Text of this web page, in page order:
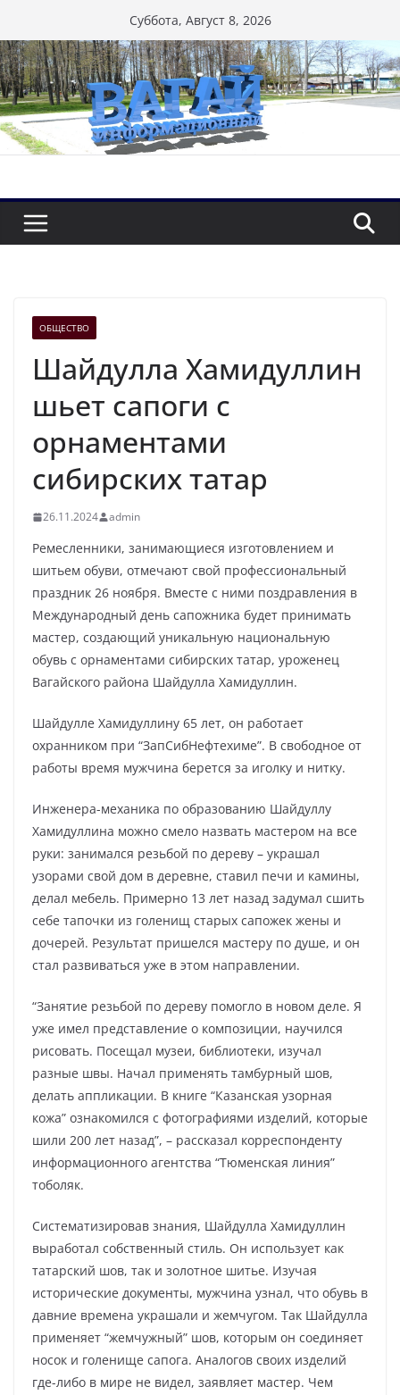
к
содержимому
Суббота, Август 8, 2026
ОБЩЕСТВО
Шайдулла Хамидуллин
шьет сапоги с
орнаментами
сибирских татар
26.11.2024 admin
Ремесленники, занимающиеся изготовлением и
шитьем обуви, отмечают свой профессиональный
праздник 26 ноября. Вместе с ними поздравления в
Международный день сапожника будет принимать
мастер, создающий уникальную национальную
обувь с орнаментами сибирских татар, уроженец
Вагайского района Шайдулла Хамидуллин.
Шайдулле Хамидуллину 65 лет, он работает
охранником при “ЗапСибНефтехиме”. В свободное от
работы время мужчина берется за иголку и нитку.
Инженера-механика по образованию Шайдуллу
Хамидуллина можно смело назвать мастером на все
руки: занимался резьбой по дереву – украшал
узорами свой дом в деревне, ставил печи и камины,
делал мебель. Примерно 13 лет назад задумал сшить
себе тапочки из голенищ старых сапожек жены и
дочерей. Результат пришелся мастеру по душе, и он
стал развиваться уже в этом направлении.
“Занятие резьбой по дереву помогло в новом деле. Я
уже имел представление о композиции, научился
рисовать. Посещал музеи, библиотеки, изучал
разные швы. Начал применять тамбурный шов,
делать аппликации. В книге “Казанская узорная
кожа” ознакомился с фотографиями изделий, которые
шили 200 лет назад”, – рассказал корреспонденту
информационного агентства “Тюменская линия”
тоболяк.
Систематизировав знания, Шайдулла Хамидуллин
выработал собственный стиль. Он использует как
татарский шов, так и золотное шитье. Изучая
исторические документы, мужчина узнал, что обувь в
давние времена украшали и жемчугом. Так Шайдулла
применяет “жемчужный” шов, которым он соединяет
носок и голенище сапога. Аналогов своих изделий
где-либо в мире не видел, заявляет мастер. Чем